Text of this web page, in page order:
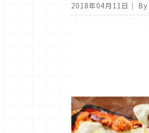
2018年04月11日 ｜ By